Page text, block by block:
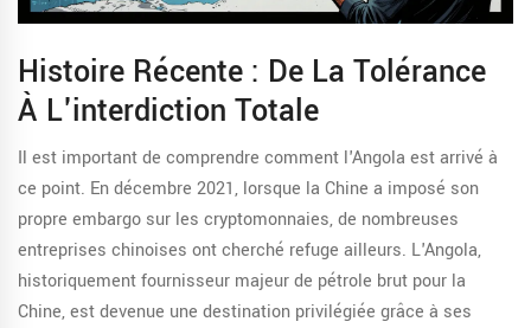
Histoire Récente : De La Tolérance
À L'interdiction Totale
Il est important de comprendre comment l'Angola est arrivé à
ce point. En décembre 2021, lorsque la Chine a imposé son
propre embargo sur les cryptomonnaies, de nombreuses
entreprises chinoises ont cherché refuge ailleurs. L'Angola,
historiquement fournisseur majeur de pétrole brut pour la
Chine, est devenue une destination privilégiée grâce à ses